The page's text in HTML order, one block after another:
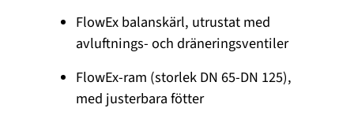
FlowEx balanskärl, utrustat med
avluftnings- och dräneringsventiler
FlowEx-ram (storlek DN 65-DN 125),
med justerbara fötter